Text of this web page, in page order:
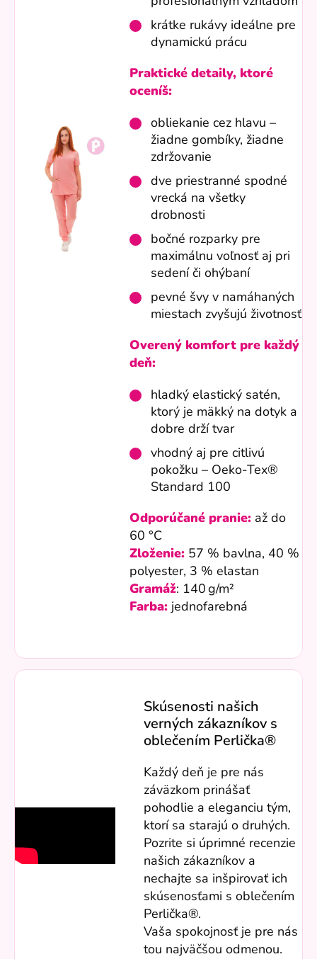
krátke rukávy ideálne pre
dynamickú prácu
Praktické detaily, ktoré
oceníš:
obliekanie cez hlavu –
žiadne gombíky, žiadne
zdržovanie
dve priestranné spodné
vrecká na všetky
drobnosti
bočné rozparky pre
maximálnu voľnosť aj pri
sedení či ohýbaní
pevné švy v namáhaných
miestach zvyšujú životnosť
Overený komfort pre každý
deň:
hladký elastický satén,
ktorý je mäkký na dotyk a
dobre drží tvar
vhodný aj pre citlivú
pokožku – Oeko-Tex®
Standard 100
Odporúčané pranie: až do
60 °C
Zloženie: 57 % bavlna, 40 %
polyester, 3 % elastan
Gramáž: 140 g/m²
Farba: jednofarebná
Skúsenosti našich
verných zákazníkov s
oblečením Perlička®
Každý deň je pre nás
záväzkom prinášať
pohodlie a eleganciu tým,
ktorí sa starajú o druhých.
Pozrite si úprimné recenzie
našich zákazníkov a
nechajte sa inšpirovať ich
skúsenosťami s oblečením
Perlička®.
Vaša spokojnosť je pre nás
tou najväčšou odmenou.